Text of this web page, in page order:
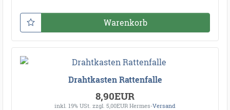
Warenkorb
Drahtkasten Rattenfalle
8,90EUR
inkl. 19% USt. zzgl. 5,00EUR Hermes-Versand